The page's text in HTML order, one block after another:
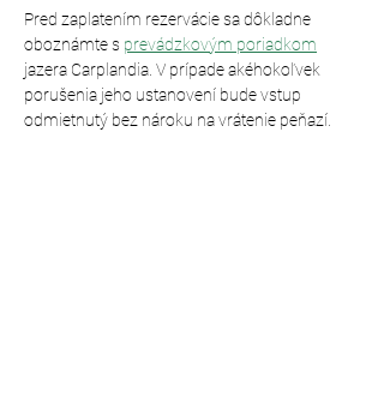
Pred zaplatením rezervácie sa dôkladne
oboznámte s prevádzkovým poriadkom
jazera Carplandia. V prípade akéhokoľvek
porušenia jeho ustanovení bude vstup
odmietnutý bez nároku na vrátenie peňazí.